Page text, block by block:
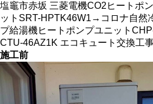
塩竈市赤坂 三菱電機CO2ヒートポ
ットSRT-HPTK46W1→コロナ自然
プ給湯機ヒートポンプユニット
CTU-46AZ1K エコキュート交換工
施工前